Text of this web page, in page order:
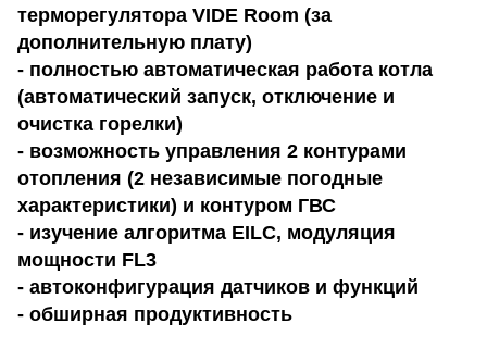
терморегулятора VIDE Room (за
дополнительную плату)
- полностью автоматическая работа котла
(автоматический запуск, отключение и
очистка горелки)
- возможность управления 2 контурами
отопления (2 независимые погодные
характеристики) и контуром ГВС
- изучение алгоритма EILC, модуляция
мощности FL3
- автоконфигурация датчиков и функций
- обширная продуктивность